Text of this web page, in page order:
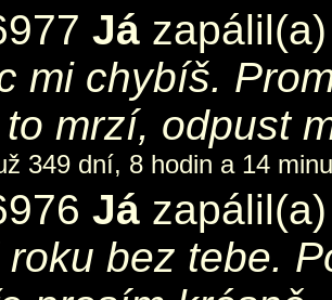
Já
mi chybíš.
mrzí, odpust
349 dní, 8 hodin a 14
Já
roku bez tebe.